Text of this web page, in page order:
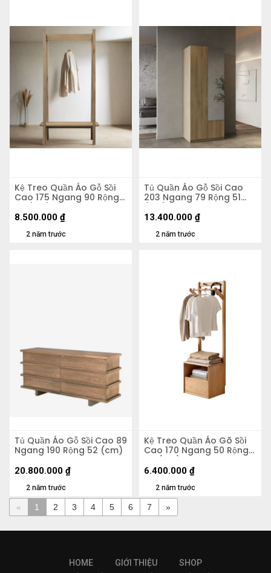
Kệ Treo Quần Áo Gỗ Sồi
Cao 175 Ngang 90 Rộng
50 (cm)
2 năm trước
8.500.000 ₫
Tủ Quần Áo Gỗ Sồi Cao
203 Ngang 79 Rộng 51
(cm)
2 năm trước
13.400.000 ₫
Tủ Quần Áo Gỗ Sồi Cao 89
Ngang 190 Rộng 52 (cm)
2 năm trước
20.800.000 ₫
Kệ Treo Quần Áo Gõ Sồi
Cao 170 Ngang 50 Rộng
40 (cm)
2 năm trước
6.400.000 ₫
« 1 2 3 4 5 6 7 »
HOME GIỚI THIỆU SHOP